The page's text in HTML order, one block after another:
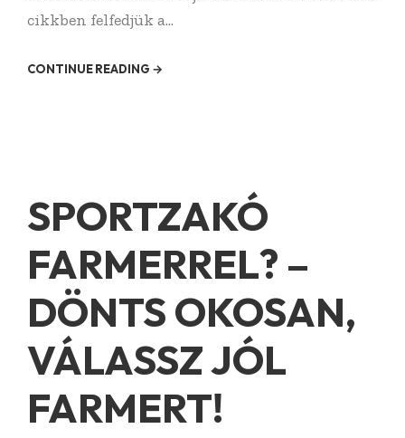
cikkben felfedjük a...
CONTINUE READING →
SPORTZAKÓ
FARMERREL? –
DÖNTS OKOSAN,
VÁLASSZ JÓL
FARMERT!